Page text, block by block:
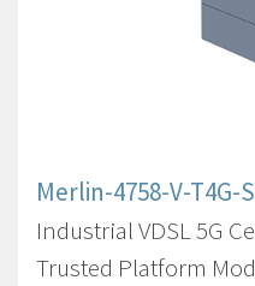
Merlin-4758-V-T4G-
Industrial VDSL 5G
Trusted Platform